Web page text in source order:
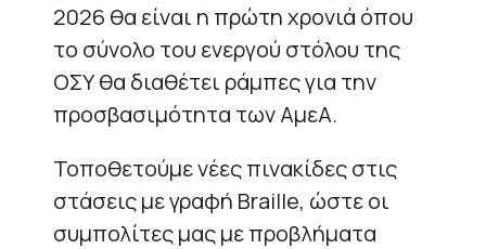
2026 θα είναι η πρώτη χρονιά όπου
το σύνολο του ενεργού στόλου της
ΟΣΥ θα διαθέτει ράμπες για την
προσβασιμότητα των ΑμεΑ.
Τοποθετούμε νέες πινακίδες στις
στάσεις με γραφή Braille, ώστε οι
συμπολίτες μας με προβλήματα